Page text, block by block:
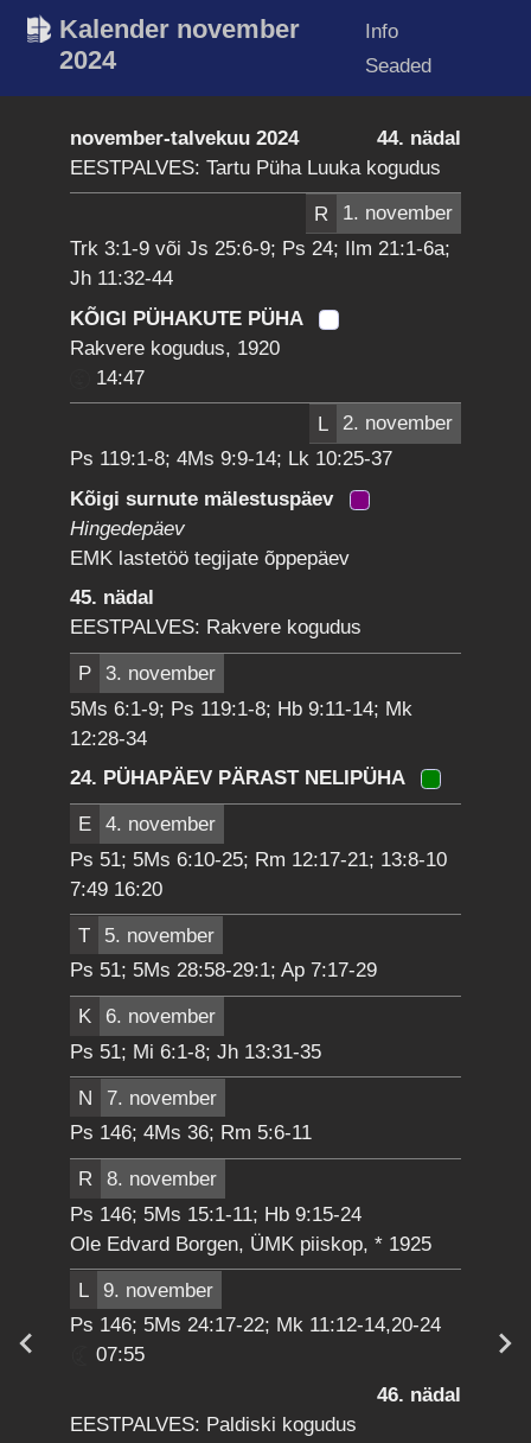
Kalender november
2024
Info
Seaded
44. nädal
november-talvekuu 2024
EESTPALVES: Tartu Püha Luuka kogudus
R
1. november
Trk 3:1-9 või Js 25:6-9; Ps 24; Ilm 21:1-6a;
Jh 11:32-44
KÕIGI PÜHAKUTE PÜHA
Rakvere kogudus, 1920
14:47
L
2. november
Ps 119:1-8; 4Ms 9:9-14; Lk 10:25-37
Kõigi surnute mälestuspäev
Hingedepäev
EMK lastetöö tegijate õppepäev
45. nädal
EESTPALVES: Rakvere kogudus
P
3. november
5Ms 6:1-9; Ps 119:1-8; Hb 9:11-14; Mk
12:28-34
24. PÜHAPÄEV PÄRAST NELIPÜHA
E
4. november
Ps 51; 5Ms 6:10-25; Rm 12:17-21; 13:8-10
7:49 16:20
T
5. november
Ps 51; 5Ms 28:58-29:1; Ap 7:17-29
K
6. november
Ps 51; Mi 6:1-8; Jh 13:31-35
N
7. november
Ps 146; 4Ms 36; Rm 5:6-11
R
8. november
Ps 146; 5Ms 15:1-11; Hb 9:15-24
Ole Edvard Borgen, ÜMK piiskop, * 1925
L
9. november
Ps 146; 5Ms 24:17-22; Mk 11:12-14,20-24
07:55
46. nädal
EESTPALVES: Paldiski kogudus